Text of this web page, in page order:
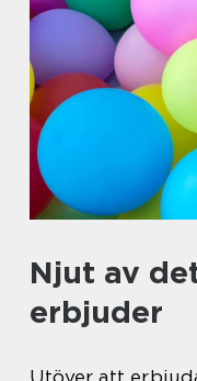
Njut av
erbjuder
Utöver att